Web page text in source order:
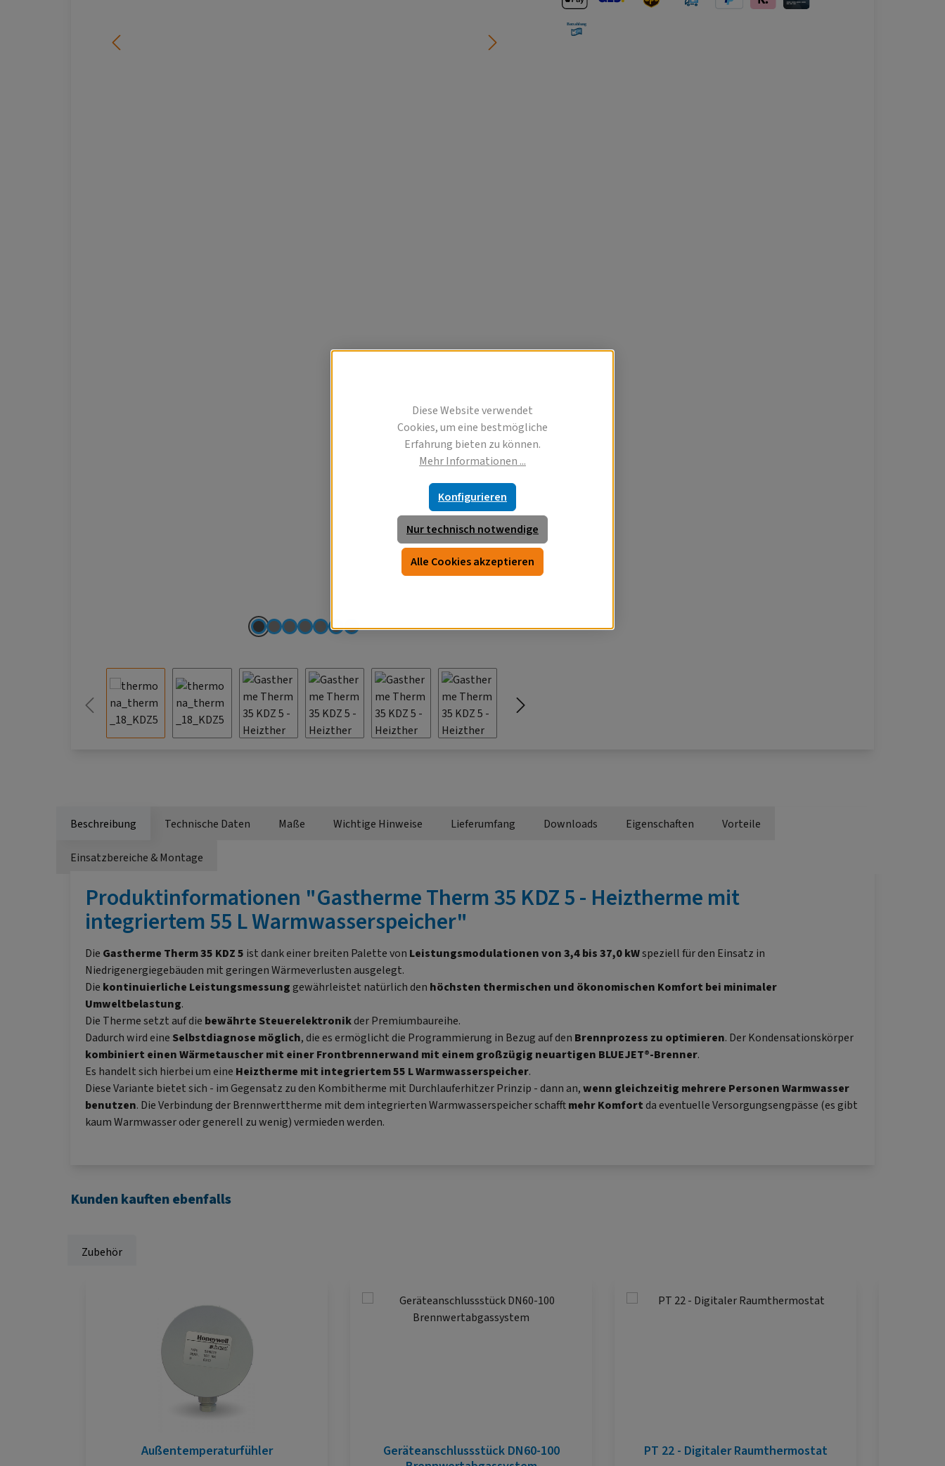
Beschreibung Technische Daten Maße Wichtige Hinweise Lieferumfang Downloads Eigenschaften Vorteile
Einsatzbereiche & Montage
Produktinformationen "Gastherme Therm 35 KDZ 5 - Heiztherme mit
integriertem 55 L Warmwasserspeicher"
Die Gastherme Therm35 KDZ 5 ist dank einer breiten Palette von Leistungsmodulationen von 3,4 bis 37,0 kWspeziell für den Einsatz in
Niedrigenergiegebäuden mit geringen Wärmeverlusten ausgelegt.
Die kontinuierliche Leistungsmessunggewährleistet natürlich den höchsten thermischen und ökonomischen Komfort bei minimaler
Umweltbelastung.
Die Therme setzt auf die bewährte Steuerelektronikder Premiumbaureihe.
Dadurch wird eine Selbstdiagnose möglich, die es ermöglicht die Programmierung in Bezug auf den Brennprozess zu optimieren. Der Kondensationskörper
kombiniert einen Wärmetauscher mit einer Frontbrennerwand mit einem großzügig neuartigen BLUEJET®-Brenner.
Es handelt sich hierbei um eine Heiztherme mit integriertem 55 L Warmwasserspeicher.
Diese Variante bietet sich - im Gegensatz zu den Kombitherme mit Durchlauferhitzer Prinzip - dann an,wenn gleichzeitig mehrere Personen Warmwasser
benutzen. Die Verbindung der Brennwerttherme mit dem integrierten Warmwasserspeicher schafftmehr Komfortda eventuelle Versorgungsengpässe (es gibt
kaum Warmwasser oder generell zu wenig) vermieden werden.
Kunden kauften ebenfalls
Zubehör
Außentemperaturfühler
Geräteanschlussstück DN60-100
PT 22 - Digitaler Raumthermostat
Diese Website verwendet
Cookies, um eine bestmögliche
Erfahrung bieten zu können.
Mehr Informationen ...
Nur technisch notwendige
Konfigurieren
Alle Cookies akzeptieren